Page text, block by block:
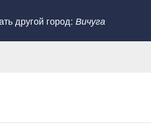
другой город: Вичуга